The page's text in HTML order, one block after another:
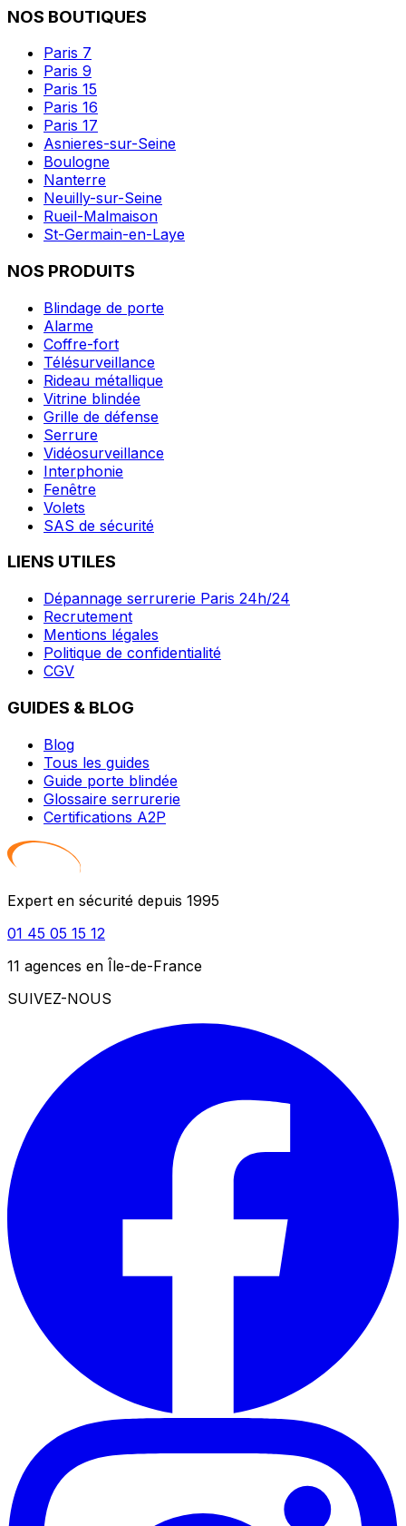
NOS BOUTIQUES
Paris 7
Paris 9
Paris 15
Paris 16
Paris 17
Asnieres-sur-Seine
Boulogne
Nanterre
Neuilly-sur-Seine
Rueil-Malmaison
St-Germain-en-Laye
NOS PRODUITS
Blindage de porte
Alarme
Coffre-fort
Télésurveillance
Rideau métallique
Vitrine blindée
Grille de défense
Serrure
Vidéosurveillance
Interphonie
Fenêtre
Volets
SAS de sécurité
LIENS UTILES
Dépannage serrurerie Paris 24h/24
Recrutement
Mentions légales
Politique de confidentialité
CGV
GUIDES & BLOG
Blog
Tous les guides
Guide porte blindée
Glossaire serrurerie
Certifications A2P
Expert en sécurité depuis 1995
01 45 05 15 12
11 agences en Île-de-France
SUIVEZ-NOUS